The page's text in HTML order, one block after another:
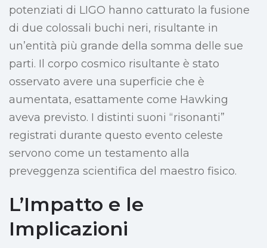
potenziati di LIGO hanno catturato la fusione
di due colossali buchi neri, risultante in
un’entità più grande della somma delle sue
parti. Il corpo cosmico risultante è stato
osservato avere una superficie che è
aumentata, esattamente come Hawking
aveva previsto. I distinti suoni “risonanti”
registrati durante questo evento celeste
servono come un testamento alla
preveggenza scientifica del maestro fisico.
L’Impatto e le
Implicazioni